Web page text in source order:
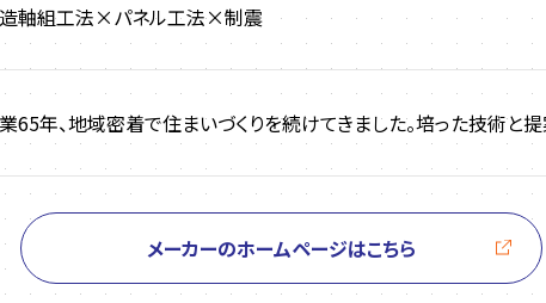
軸組工法×パネル工法×制震
65年、地域密着で住まいづくりを続けてきました。培った技術と
メーカーのホームページはこちら